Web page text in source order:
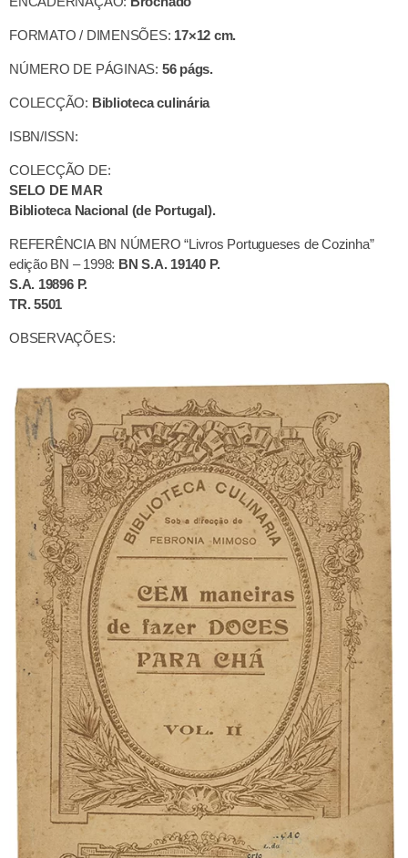
FORMATO / DIMENSÕES: 17×12 cm.
NÚMERO DE PÁGINAS: 56 págs.
COLECÇÃO: Biblioteca culinária
ISBN/ISSN:
COLECÇÃO DE:
SELO DE MAR
Biblioteca Nacional (de Portugal).
REFERÊNCIA BN NÚMERO “Livros Portugueses de Cozinha”
edição BN – 1998: BN S.A. 19140 P.
S.A. 19896 P.
TR. 5501
OBSERVAÇÕES: